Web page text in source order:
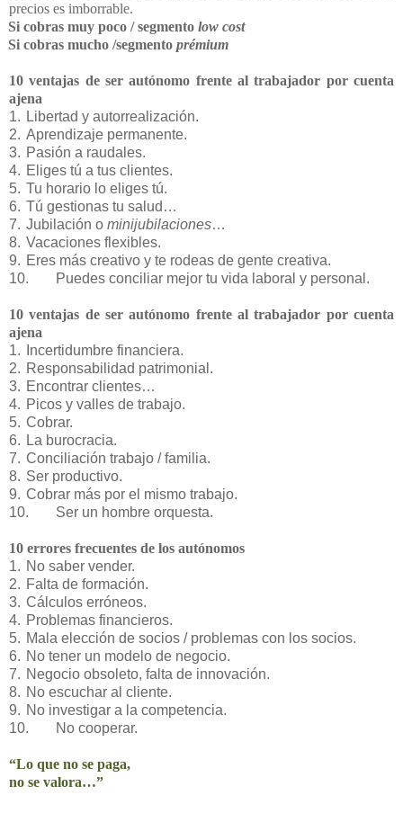
precios es imborrable.
Si cobras muy poco / segmento low cost
Si cobras mucho /segmento prémium
10 ventajas de ser autónomo frente al trabajador por cuenta
ajena
1. Libertad y autorrealización.
2. Aprendizaje permanente.
3. Pasión a raudales.
4. Eliges tú a tus clientes.
5. Tu horario lo eliges tú.
6. Tú gestionas tu salud…
7. Jubilación o minijubilaciones…
8. Vacaciones flexibles.
9. Eres más creativo y te rodeas de gente creativa.
10.
Puedes conciliar mejor tu vida laboral y personal.
10 ventajas de ser autónomo frente al trabajador por cuenta
ajena
1.
Incertidumbre financiera.
2. Responsabilidad patrimonial.
3. Encontrar clientes…
4. Picos y valles de trabajo.
5. Cobrar.
6. La burocracia.
7. Conciliación trabajo / familia.
8. Ser productivo.
9. Cobrar más por el mismo trabajo.
10.
Ser un hombre orquesta.
10 errores frecuentes de los autónomos
1. No saber vender.
2. Falta de formación.
3. Cálculos erróneos.
4. Problemas financieros.
5. Mala elección de socios / problemas con los socios.
6. No tener un modelo de negocio.
7. Negocio obsoleto, falta de innovación.
8. No escuchar al cliente.
9. No investigar a la competencia.
10.
No cooperar.
“Lo que no se paga,
no se valora…”